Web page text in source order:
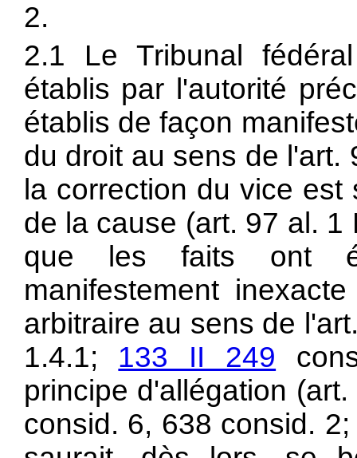
2.
2.1 Le Tribunal
établis par l'autorité
établis de façon
du droit au sens de l'art.
la correction du vice
de la cause (art. 97 al. 1
que les faits ont
manifestement
arbitraire au sens de l'
1.4.1; 133 II 249
principe d'allégation (
consid. 6, 638 consid.